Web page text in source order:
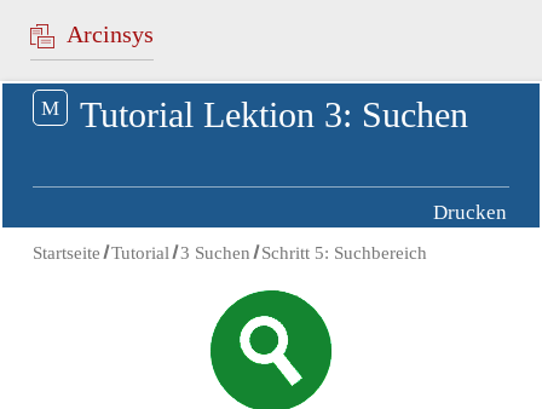
zum Inhalt springen
Arcinsys
M Tutorial Lektion 3: Suchen
Drucken
Startseite Tutorial 3 Suchen Schritt 5: Suchbereich